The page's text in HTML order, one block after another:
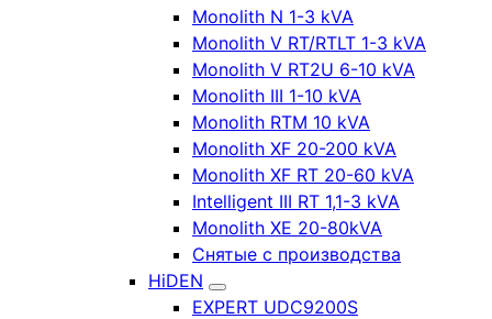
Monolith N 1-3 kVA
Monolith V RT/RTLT 1-3 kVA
Monolith V RT2U 6-10 kVA
Monolith III 1-10 kVA
Monolith RTM 10 kVA
Monolith XF 20-200 kVA
Monolith XF RT 20-60 kVA
Intelligent III RT 1,1-3 kVA
Monolith XE 20-80kVA
Снятые с производства
HiDEN
EXPERT UDC9200S